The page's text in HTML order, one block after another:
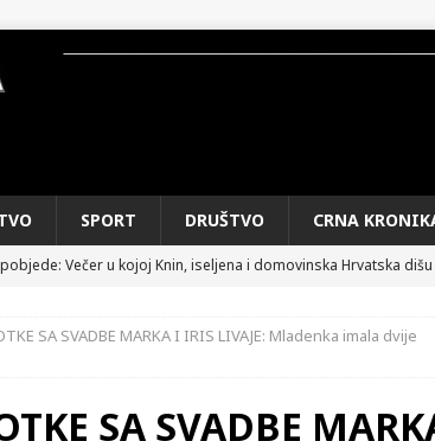
SPORT DRUŠTVO CRNA KRONIKA
DOMOVINSKI RAT